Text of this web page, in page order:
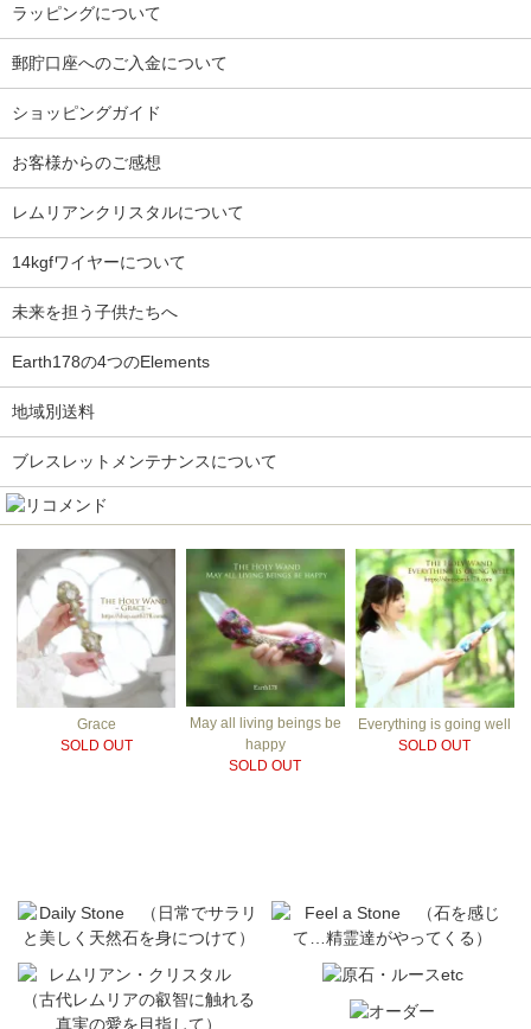
ラッピングについて
郵貯口座へのご入金について
ショッピングガイド
お客様からのご感想
レムリアンクリスタルについて
14kgfワイヤーについて
未来を担う子供たちへ
Earth178の4つのElements
地域別送料
ブレスレットメンテナンスについて
Grace
SOLD OUT
May all living beings be
happy
SOLD OUT
Everything is going well
SOLD OUT